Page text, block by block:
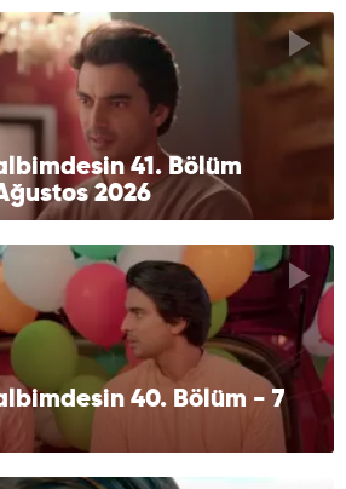
41. Bölüm
2026
40. Bölüm - 7